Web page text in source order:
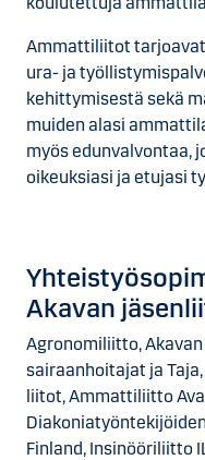
Ammattiliitot
ura- ja
kehittymisestä sekä
muiden alasi
myös edunvalvontaa,
oikeuksiasi ja etujasi
Akavan
Agronomiliitto,
sairaanhoitajat ja Taja,
liitot, Ammattiliitto
Finland, Insinööriliitto